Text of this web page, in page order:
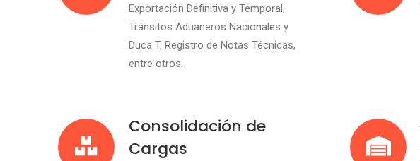
Exportación Definitiva y Temporal,
Tránsitos Aduaneros Nacionales y
Duca T, Registro de Notas Técnicas,
entre otros.
Consolidación de
Cargas